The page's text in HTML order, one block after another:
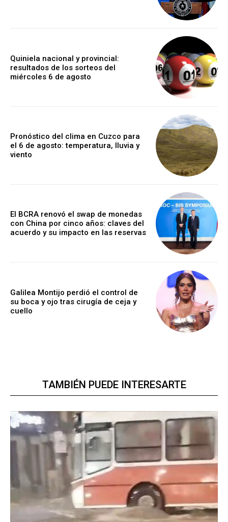
Quiniela nacional y provincial:
resultados de los sorteos del
miércoles 6 de agosto
Pronóstico del clima en Cuzco para
el 6 de agosto: temperatura, lluvia y
viento
El BCRA renovó el swap de monedas
con China por cinco años: claves del
acuerdo y su impacto en las reservas
Galilea Montijo perdió el control de
su boca y ojo tras cirugía de ceja y
cuello
TAMBIÉN PUEDE INTERESARTE